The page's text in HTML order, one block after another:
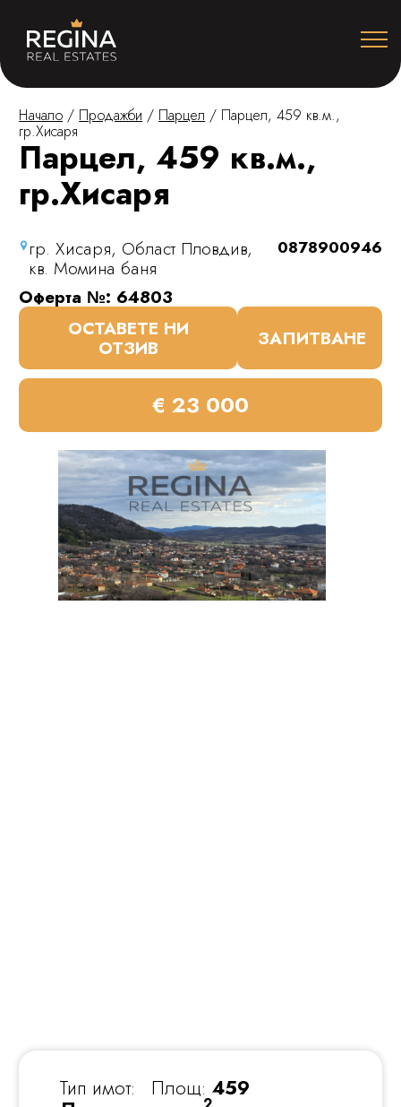
Начало / Продажби / Парцел / Парцел, 459 кв.м.,
гр.Хисаря
Парцел, 459 кв.м.,
гр.Хисаря
гр. Хисаря, Област Пловдив,
кв. Момина баня
0878900946
Оферта №: 64803
ОСТАВЕТЕ НИ
ОТЗИВ ЗАПИТВАНЕ
€ 23 000
Тип имот: Площ: 459